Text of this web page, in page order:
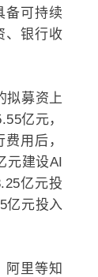
备可持续
、银行收
拟募资上
亿元，
用后，
元建设AI
亿元投
亿元投入
阿里等知